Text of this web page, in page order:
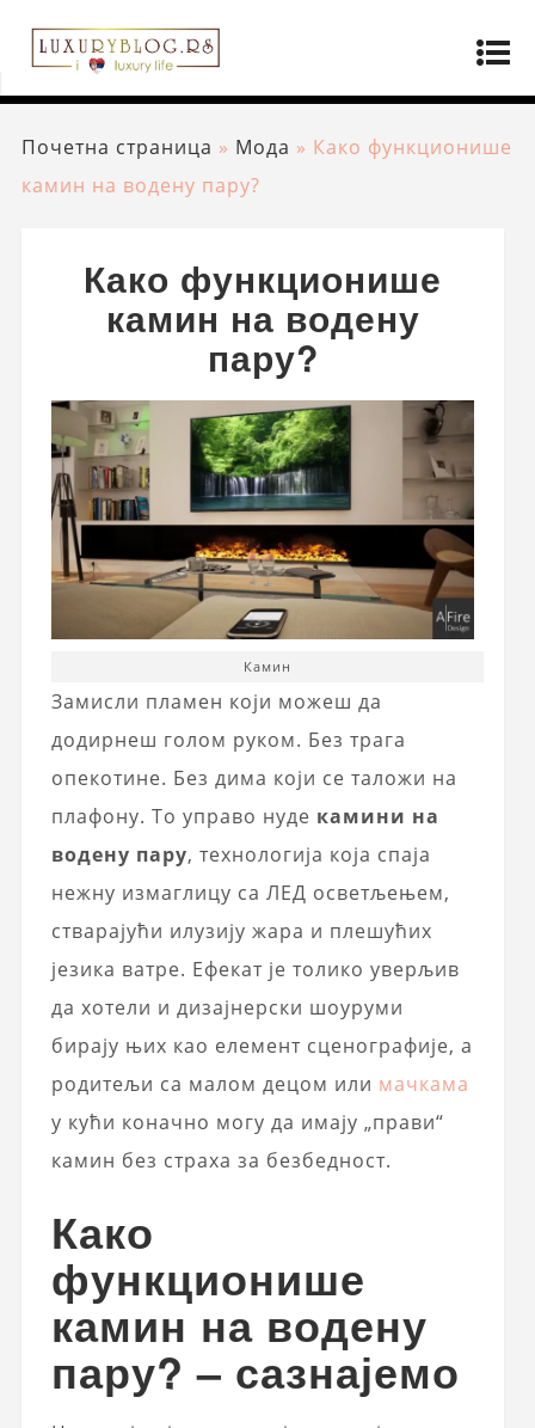
Почетна страница » Мода » Како функционише
камин на водену пару?
Како функционише
камин на водену
пару?
Камин
Замисли пламен који можеш да
додирнеш голом руком. Без трага
опекотине. Без дима који се таложи на
плафону. То управо нуде камини на
водену пару, технологија која спаја
нежну измаглицу са ЛЕД осветљењем,
стварајући илузију жара и плешућих
језика ватре. Ефекат је толико уверљив
да хотели и дизајнерски шоуруми
бирају њих као елемент сценографије, а
родитељи са малом децом или мачкама
у кући коначно могу да имају „прави“
камин без страха за безбедност.
Како
функционише
камин на водену
пару? – сазнајемо